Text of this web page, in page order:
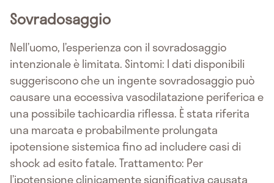
Sovradosaggio
Nell’uomo, l’esperienza con il sovradosaggio
intenzionale è limitata. Sintomi: I dati disponibili
suggeriscono che un ingente sovradosaggio può
causare una eccessiva vasodilatazione periferica e
una possibile tachicardia riflessa. È stata riferita
una marcata e probabilmente prolungata
ipotensione sistemica fino ad includere casi di
shock ad esito fatale. Trattamento: Per
l’ipotensione clinicamente significativa causata